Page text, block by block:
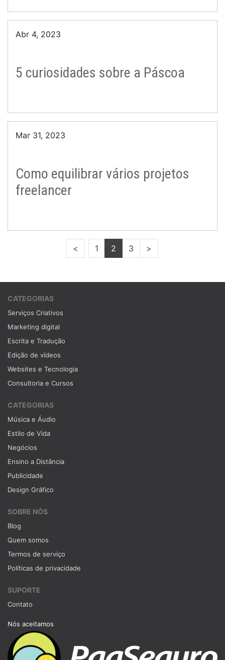
Abr 4, 2023
5 curiosidades sobre a Páscoa
Mar 31, 2023
Como equilibrar vários projetos
freelancer
< 1 2 3 >
CATEGORIAS
Serviços Criativos
Marketing digital
Escrita e Tradução
Edição de vídeos
Websites e Tecnologia
Consultoria e Cursos
CATEGORIAS
Música e Áudio
Estilo de Vida
Negócios
Ensino a Distância
Publicidade
Design Gráfico
SOBRE NÓS
Blog
Quem somos
Termos de serviço
Políticas de privacidade
SUPORTE
Contato
Nós aceitamos